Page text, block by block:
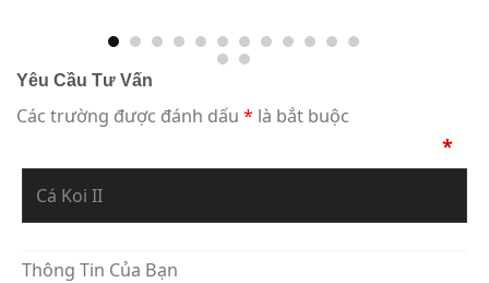
Yêu Cầu Tư Vấn
Các trường được đánh dấu * là bắt buộc
*
Thông Tin Của Bạn